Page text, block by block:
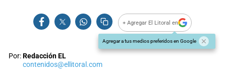
+ Agregar El Litoral en
Agregar a tus medios preferidos en Google
Por:Redacción EL
contenidos@ellitoral.com